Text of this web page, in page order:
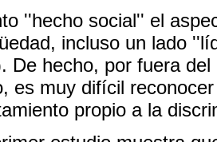
''hecho social'' el
incluso un lado
De hecho, por fuera
es muy difícil
propio a la